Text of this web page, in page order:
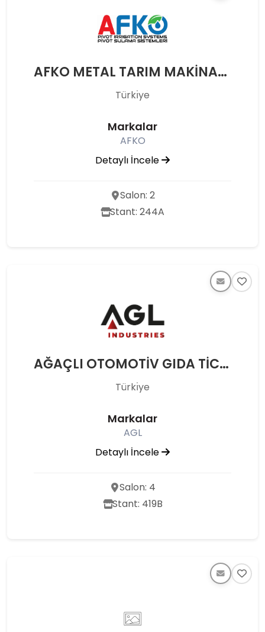
AFKO METAL TARIM MAKİNALARI LİMİTED ŞİRKETİ
Türkı̇ye
Markalar
AFKO
Detaylı İncele
Salon: 2
Stant: 244A
AĞAÇLI OTOMOTİV GIDA TİCARET VE SANAYİ A.Ş.
Türkı̇ye
Markalar
AGL
Detaylı İncele
Salon: 4
Stant: 419B